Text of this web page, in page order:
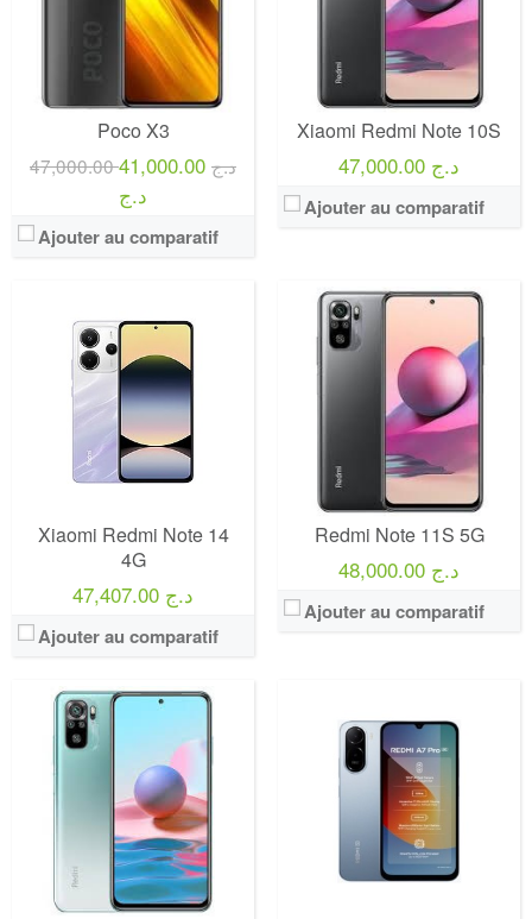
Poco X3
47,000.00 د.ج 41,000.00
د.ج
Ajouter au comparatif
Xiaomi Redmi Note 10S
47,000.00 د.ج
Ajouter au comparatif
Xiaomi Redmi Note 14
4G
47,407.00 د.ج
Ajouter au comparatif
Redmi Note 11S 5G
48,000.00 د.ج
Ajouter au comparatif